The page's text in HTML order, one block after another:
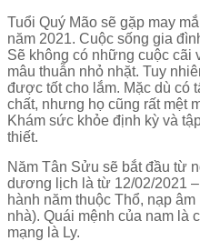
Tuổi Quý Mão sẽ gặp may
năm 2021. Cuộc sống gia
Sẽ không có những cuộc cãi
mâu thuẫn nhỏ nhặt. Tuy
được tốt cho lắm. Mặc dù có
chất, nhưng họ cũng rất mệt
Khám sức khỏe định kỳ và
thiết.
Năm Tân Sửu sẽ bắt đầu từ
dương lịch là từ 12/02/2021
hành năm thuộc Thổ, nạp
nhà). Quái mệnh của nam là
mạng là Ly.